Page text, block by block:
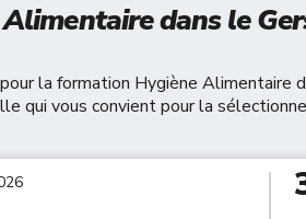
dans le
la formation Hygiène Alimentaire
qui vous convient pour la